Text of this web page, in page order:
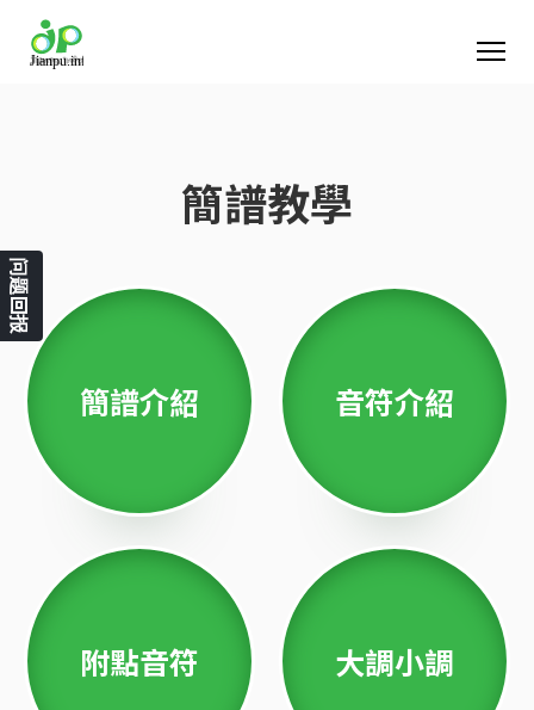
簡譜教學
簡譜介紹 音符介紹
附點音符 大調小調
问题回报